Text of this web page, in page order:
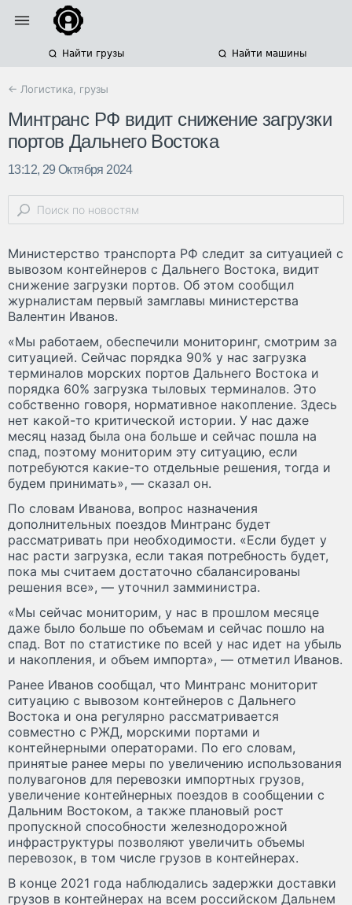
Найти грузы Найти машины
← Логистика, грузы
Минтранс РФ видит снижение загрузки
портов Дальнего Востока
13:12, 29 Октября 2024
Министерство транспорта РФ следит за ситуацией с
вывозом контейнеров с Дальнего Востока, видит
снижение загрузки портов. Об этом сообщил
журналистам первый замглавы министерства
Валентин Иванов.
«Мы работаем, обеспечили мониторинг, смотрим за
ситуацией. Сейчас порядка 90% у нас загрузка
терминалов морских портов Дальнего Востока и
порядка 60% загрузка тыловых терминалов. Это
собственно говоря, нормативное накопление. Здесь
нет какой-то критической истории. У нас даже
месяц назад была она больше и сейчас пошла на
спад, поэтому мониторим эту ситуацию, если
потребуются какие-то отдельные решения, тогда и
будем принимать», — сказал он.
По словам Иванова, вопрос назначения
дополнительных поездов Минтранс будет
рассматривать при необходимости. «Если будет у
нас расти загрузка, если такая потребность будет,
пока мы считаем достаточно сбалансированы
решения все», — уточнил замминистра.
«Мы сейчас мониторим, у нас в прошлом месяце
даже было больше по объемам и сейчас пошло на
спад. Вот по статистике по всей у нас идет на убыль
и накопления, и объем импорта», — отметил Иванов.
Ранее Иванов сообщал, что Минтранс мониторит
ситуацию с вывозом контейнеров с Дальнего
Востока и она регулярно рассматривается
совместно с РЖД, морскими портами и
контейнерными операторами. По его словам,
принятые ранее меры по увеличению использования
полувагонов для перевозки импортных грузов,
увеличение контейнерных поездов в сообщении с
Дальним Востоком, а также плановый рост
пропускной способности железнодорожной
инфраструктуры позволяют увеличить объемы
перевозок, в том числе грузов в контейнерах.
В конце 2021 года наблюдались задержки доставки
грузов в контейнерах на всем российском Дальнем